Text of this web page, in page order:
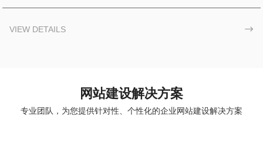
VIEW DETAILS 
网站建设解决方案
专业团队，为您提供针对性、个性化的企业网站建设解决方案